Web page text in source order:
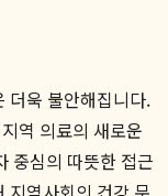
더욱 불안해집니다.
역 의료의 새로운
중심의 따뜻한 접근